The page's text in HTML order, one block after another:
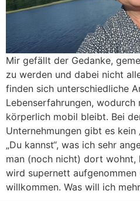
Mir gefällt der Gedanke,
zu werden und dabei nicht
finden sich unterschiedliche
Lebenserfahrungen,
körperlich mobil bleibt. Bei
Unternehmungen gibt es kein
„Du kannst“, was ich sehr
man (noch nicht) dort wohnt,
wird supernett
willkommen. Was will ich